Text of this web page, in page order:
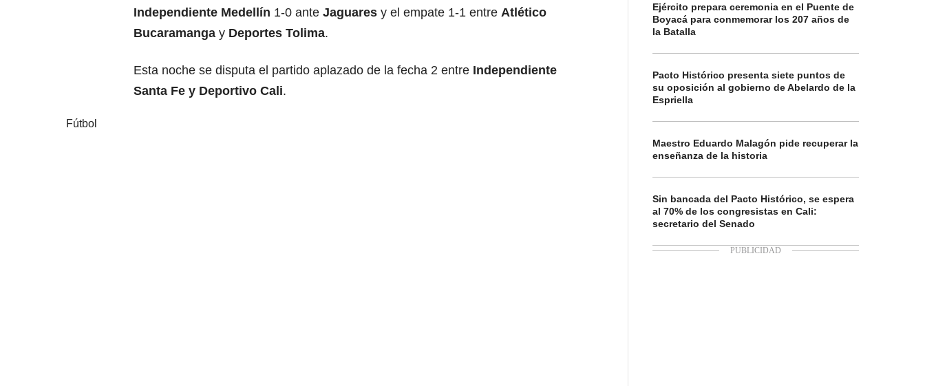
Independiente Medellín 1-0 ante Jaguares y el empate 1-1 entre Atlético
Bucaramanga y Deportes Tolima.
Esta noche se disputa el partido aplazado de la fecha 2 entre Independiente
Santa Fe y Deportivo Cali.
Fútbol
Ejército prepara ceremonia en el Puente de
Boyacá para conmemorar los 207 años de
la Batalla
Pacto Histórico presenta siete puntos de
su oposición al gobierno de Abelardo de la
Espriella
Maestro Eduardo Malagón pide recuperar la
enseñanza de la historia
Sin bancada del Pacto Histórico, se espera
al 70% de los congresistas en Cali:
secretario del Senado